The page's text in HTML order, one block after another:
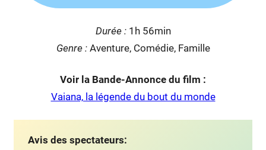
Durée :1h 56min
Genre :Aventure, Comédie, Famille
Voir la Bande-Annonce du film :
Vaiana, la légende du bout du monde
Avis des spectateurs: